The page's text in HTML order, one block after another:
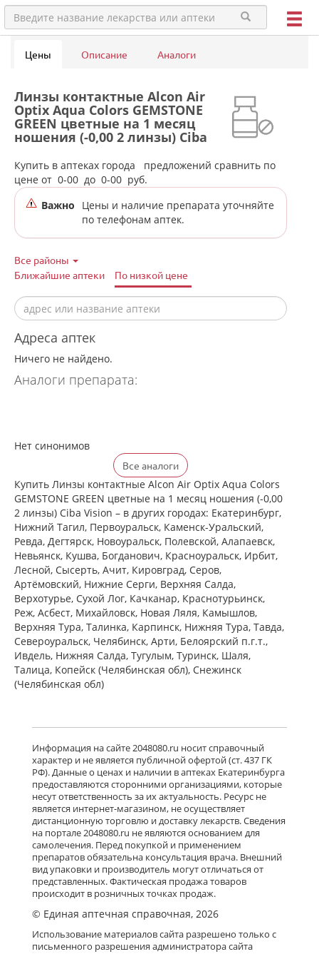
Цены Описание Аналоги
Линзы контактные Alcon Air
Optix Aqua Colors GEMSTONE
GREEN цветные на 1 месяц
ношения (-0,00 2 линзы) Ciba
Туринска
Купить в аптеках города
предложений сравнить по
цене от 0-00 до 0-00 руб.
Важно
Цены и наличие препарата уточняйте
по телефонам аптек.
Все районы
Ближайшие аптеки
По низкой цене
Адреса аптек
Ничего не найдено.
Аналоги препарата:
Нет синонимов
Все аналоги
Купить Линзы контактные Alcon Air Optix Aqua Colors
GEMSTONE GREEN цветные на 1 месяц ношения (-0,00
2 линзы) Ciba Vision – в других городах: Екатеринбург,
Нижний Тагил, Первоуральск, Каменск-Уральский,
Ревда, Дегтярск, Новоуральск, Полевской, Алапаевск,
Невьянск, Кушва, Богданович, Красноуральск, Ирбит,
Лесной, Сысерть, Ачит, Кировград, Серов,
Артёмовский, Нижние Cерги, Верхняя Салда,
Верхотурье, Сухой Лог, Качканар, Краснотурьинск,
Реж, Асбест, Михайловск, Новая Ляля, Камышлов,
Верхняя Тура, Талинка, Карпинск, Нижняя Тура, Тавда,
Североуральск, Челябинск, Арти, Белоярский п.г.т.,
Ивдель, Нижняя Салда, Тугулым, Туринск, Шаля,
Талица, Копейск (Челябинская обл), Снежинск
(Челябинская обл)
Информация на сайте 2048080.ru носит справочный
характер и не является публичной офертой (ст. 437 ГК
РФ). Данные о ценах и наличии в аптеках Екатеринбурга
предоставляются сторонними организациями, которые
несут ответственность за их актуальность. Ресурс не
является интернет-магазином, не осуществляет
дистанционную торговлю и доставку лекарств. Сведения
на портале 2048080.ru не являются основанием для
самолечения. Перед покупкой и применением
препаратов обязательна консультация врача. Внешний
вид упаковки и производитель могут отличаться от
представленных. Фактическая продажа товаров
происходит в розничных точках продаж.
© Единая аптечная справочная, 2026
Использование материалов сайта разрешено только с
письменного разрешения администратора сайта